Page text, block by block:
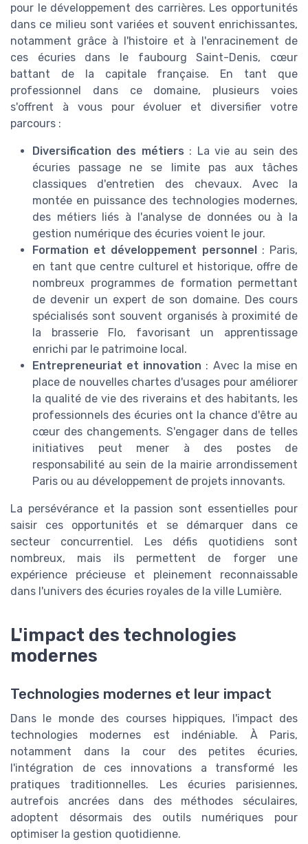
pour le développement des carrières. Les opportunités
dans ce milieu sont variées et souvent enrichissantes,
notamment grâce à l'histoire et à l'enracinement de
ces écuries dans le faubourg Saint-Denis, cœur
battant de la capitale française. En tant que
professionnel dans ce domaine, plusieurs voies
s'offrent à vous pour évoluer et diversifier votre
parcours :
Diversification des métiers : La vie au sein des
écuries passage ne se limite pas aux tâches
classiques d'entretien des chevaux. Avec la
montée en puissance des technologies modernes,
des métiers liés à l'analyse de données ou à la
gestion numérique des écuries voient le jour.
Formation et développement personnel: Paris,
en tant que centre culturel et historique, offre de
nombreux programmes de formation permettant
de devenir un expert de son domaine. Des cours
spécialisés sont souvent organisés à proximité de
la brasserie Flo, favorisant un apprentissage
enrichi par le patrimoine local.
Entrepreneuriat et innovation : Avec la mise en
place de nouvelles chartes d'usages pour améliorer
la qualité de vie des riverains et des habitants, les
professionnels des écuries ont la chance d'être au
cœur des changements. S'engager dans de telles
initiatives peut mener à des postes de
responsabilité au sein de la mairie arrondissement
Paris ou au développement de projets innovants.
La persévérance et la passion sont essentielles pour
saisir ces opportunités et se démarquer dans ce
secteur concurrentiel. Les défis quotidiens sont
nombreux, mais ils permettent de forger une
expérience précieuse et pleinement reconnaissable
dans l'univers des écuries royales de la ville Lumière.
L'impact des technologies
modernes
Technologies modernes et leur impact
Dans le monde des courses hippiques, l'impact des
technologies modernes est indéniable. À Paris,
notamment dans la cour des petites écuries,
l'intégration de ces innovations a transformé les
pratiques traditionnelles. Les écuries parisiennes,
autrefois ancrées dans des méthodes séculaires,
adoptent désormais des outils numériques pour
optimiser la gestion quotidienne.